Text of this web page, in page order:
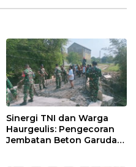
Sinergi TNI dan Warga
Haurgeulis: Pengecoran
Jembatan Beton Garuda